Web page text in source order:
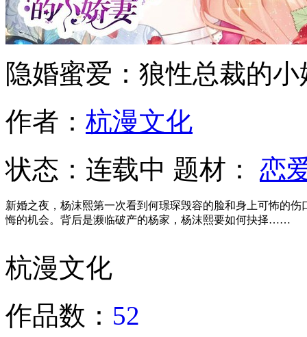
隐婚蜜爱：狼性总裁的
作者： 杭漫文化
状态： 连载中 题材： 恋
新婚之夜，杨沫熙第一次看到何璟琛毁容的脸和身上可怖的
悔的机会。背后是濒临破产的杨家，杨沫熙要如何抉择……
杭漫文化
作品数： 52